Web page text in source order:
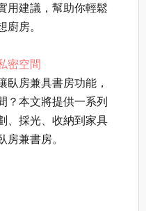
用建議，幫助你輕鬆
廚房。
密空間
臥房兼具書房功能，
？本文將提供一系列
、採光、收納到家具
房兼書房。